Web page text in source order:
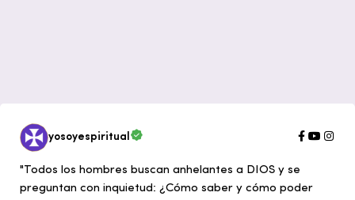
yosoyespiritual
"Todos los hombres buscan anhelantes a DIOS y se
preguntan con inquietud: ¿Cómo saber y cómo poder